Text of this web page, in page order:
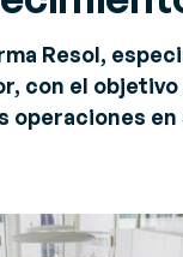
de forma
cada
cada
(VMI)
con
Resol,
con el
operaciones en